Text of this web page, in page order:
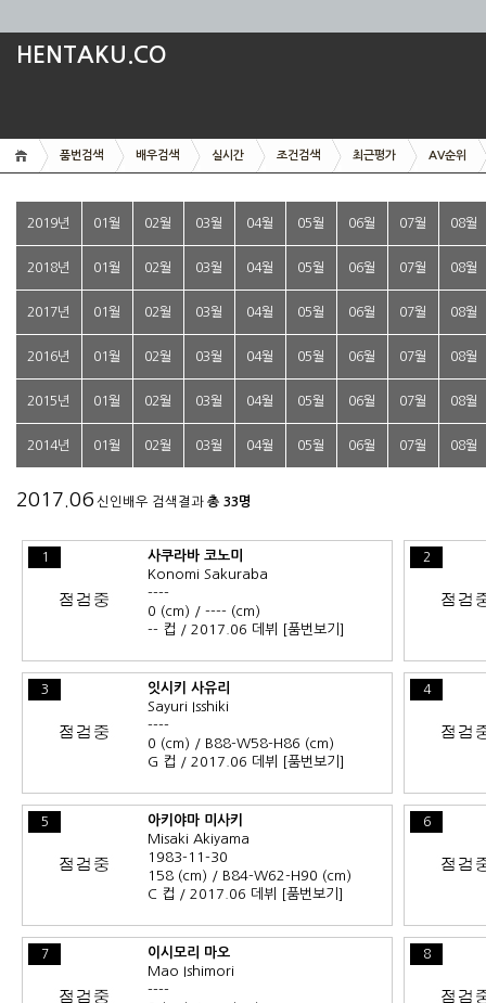
HENTAKU.CO
품번검색 배우검색 실시간 조건검색 최근평가 AV순위
2019년 01월 02월 03월 04월 05월 06월 07월 08월
2018년 01월 02월 03월 04월 05월 06월 07월 08월
2017년 01월 02월 03월 04월 05월 06월 07월 08월
2016년 01월 02월 03월 04월 05월 06월 07월 08월
2015년 01월 02월 03월 04월 05월 06월 07월 08월
2014년 01월 02월 03월 04월 05월 06월 07월 08월
2017.06 신인배우 검색결과 총 33명
1
사쿠라바 코노미
Konomi Sakuraba
----
0 (cm) / ---- (cm)
-- 컵 / 2017.06 데뷔
[품번보기]
2
3
잇시키 사유리
Sayuri Isshiki
----
0 (cm) / B88-W58-H86 (cm)
G 컵 / 2017.06 데뷔
[품번보기]
4
5
아키야마 미사키
Misaki Akiyama
1983-11-30
158 (cm) / B84-W62-H90 (cm)
C 컵 / 2017.06 데뷔
[품번보기]
6
7
이시모리 마오
Mao Ishimori
----
8